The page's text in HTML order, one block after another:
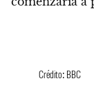
Crédito: BBC